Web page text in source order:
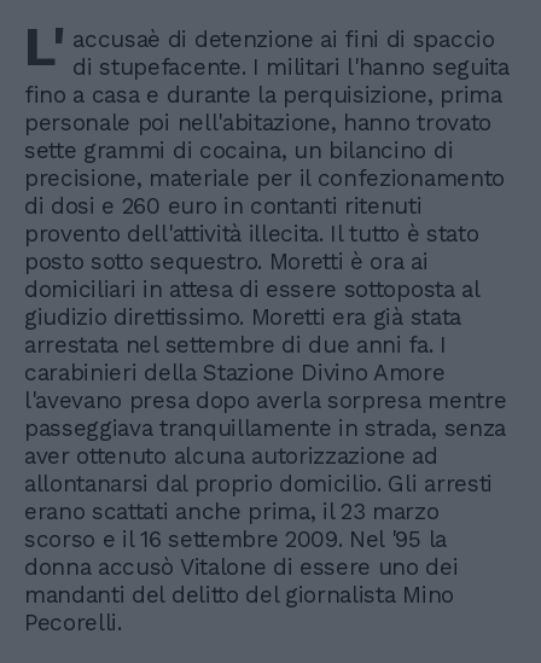
L' accusaè di detenzione ai fini di spaccio
di stupefacente. I militari l'hanno seguita
fino a casa e durante la perquisizione, prima
personale poi nell'abitazione, hanno trovato
sette grammi di cocaina, un bilancino di
precisione, materiale per il confezionamento
di dosi e 260 euro in contanti ritenuti
provento dell'attività illecita. Il tutto è stato
posto sotto sequestro. Moretti è ora ai
domiciliari in attesa di essere sottoposta al
giudizio direttissimo. Moretti era già stata
arrestata nel settembre di due anni fa. I
carabinieri della Stazione Divino Amore
l'avevano presa dopo averla sorpresa mentre
passeggiava tranquillamente in strada, senza
aver ottenuto alcuna autorizzazione ad
allontanarsi dal proprio domicilio. Gli arresti
erano scattati anche prima, il 23 marzo
scorso e il 16 settembre 2009. Nel '95 la
donna accusò Vitalone di essere uno dei
mandanti del delitto del giornalista Mino
Pecorelli.